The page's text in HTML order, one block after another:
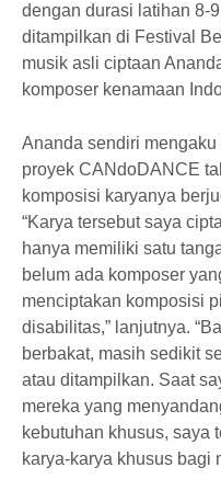
dengan durasi latihan 8-
ditampilkan di Festival
musik asli ciptaan
komposer kenamaan
Ananda sendiri
proyek CANdoDANCE
komposisi karyanya
“Karya tersebut saya
hanya memiliki satu
belum ada komposer
menciptakan komposisi
disabilitas,” lanjutnya.
berbakat, masih sedikit
atau ditampilkan. Saat
mereka yang
kebutuhan khusus, saya
karya-karya khusus bagi